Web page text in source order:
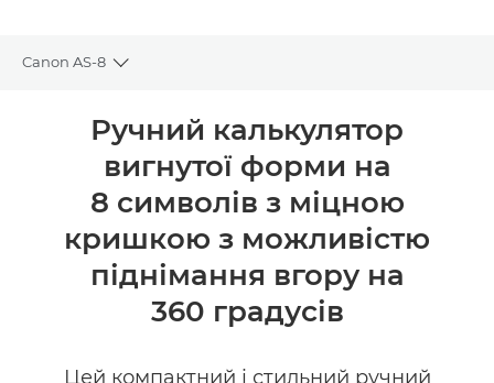
Canon AS-8
Toggle breadcrumbs
Технічні характеристики
Ручний калькулятор
вигнутої форми на
8 символів з міцною
кришкою з можливістю
піднімання вгору на
360 градусів
Цей компактний і стильний ручний